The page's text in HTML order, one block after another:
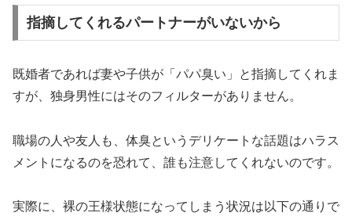
指摘してくれるパートナーがいないから
既婚者であれば妻や子供が「パパ臭い」と指摘してくれま
すが、独身男性にはそのフィルターがありません。
職場の人や友人も、体臭というデリケートな話題はハラス
メントになるのを恐れて、誰も注意してくれないのです。
実際に、裸の王様状態になってしまう状況は以下の通りで